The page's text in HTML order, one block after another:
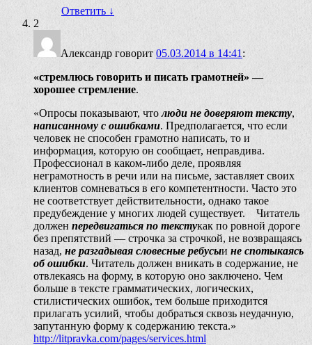
Ответить ↓
2
Александр говорит 05.03.2014 в 14:41 :
«стремлюсь говорить и писать грамотней» —
хорошее стремление.
«Опросы показывают, чтолюди не доверяют тексту,
написанному с ошибками. Предполагается, что если
человек не способен грамотно написать, то и
информация, которую он сообщает, неправдива.
Профессионал в каком-либо деле, проявляя
неграмотность в речи или на письме, заставляет своих
клиентов сомневаться в его компетентности. Часто это
не соответствует действительности, однако такое
предубеждение у многих людей существует. Читатель
должен передвигаться по текстукак по ровной дороге
без препятствий — строчка за строчкой, не возвращаясь
назад, не разгадывая словесные ребусыи не спотыкаясь
об ошибки. Читатель должен вникать в содержание, не
отвлекаясь на форму, в которую оно заключено. Чем
больше в тексте грамматических, логических,
стилистических ошибок, тем больше приходится
прилагать усилий, чтобы добраться сквозь неудачную,
запутанную форму к содержанию текста.»
http://litpravka.com/pages/services.html